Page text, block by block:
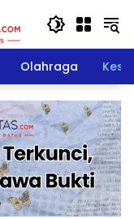
Olahraga